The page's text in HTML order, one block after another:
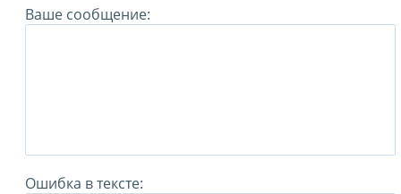
Ваше сообщение:
Ошибка в тексте: